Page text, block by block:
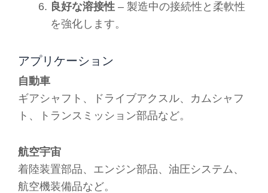
良好な溶接性 – 製造中の接続性と柔軟性
を強化します。
アプリケーション
自動車
ギアシャフト、ドライブアクスル、カムシャフ
ト、トランスミッション部品など。
航空宇宙
着陸装置部品、エンジン部品、油圧システム、
航空機装備品など。